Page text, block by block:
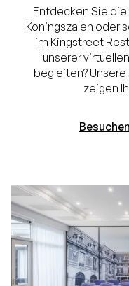
Entdecken Sie
Koningszalen oder
im Kingstreet
unserer
begleiten?
zeigen